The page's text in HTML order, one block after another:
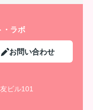
・ラボ
お問い合わせ
ビル101